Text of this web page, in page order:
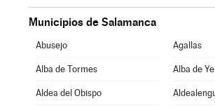
Municipios de Salamanca
Abusejo Agallas
Alba de Tormes Alba de
Aldea del Obispo